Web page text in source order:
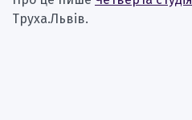
Труха.Львів.